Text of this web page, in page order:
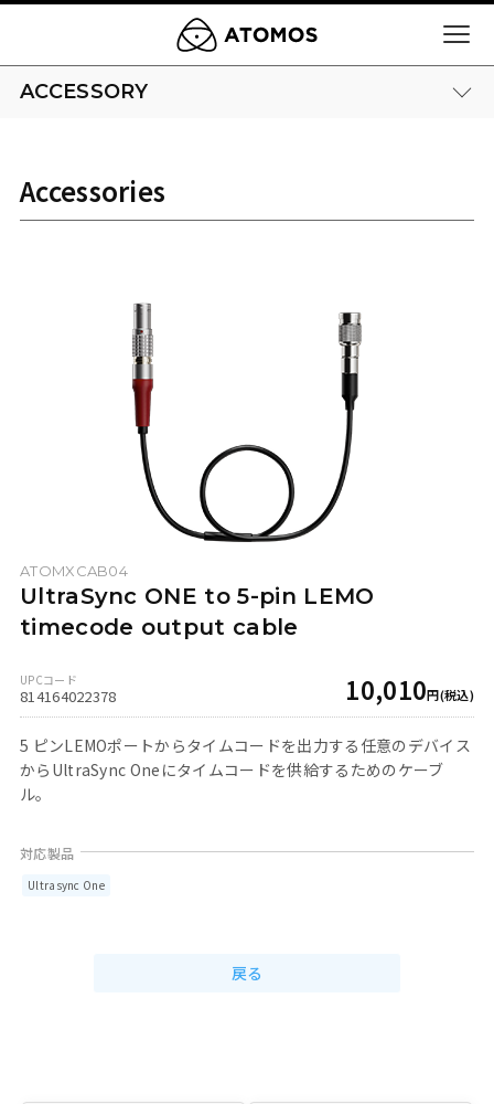
ACCESSORY
Accessories
ATOMXCAB04
UltraSync ONE to 5-pin LEMO
timecode output cable
814164022378 10,010
5 ピンLEMOポートからタイムコードを出力する任意のデバイス
からUltraSync Oneにタイムコードを供給するためのケーブ
ル。
Ultrasync One
戻る